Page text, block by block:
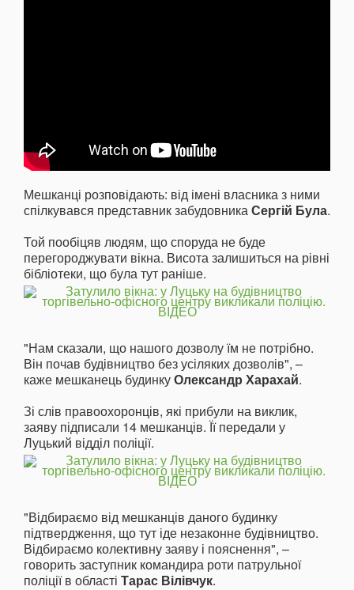
Мешканці розповідають: від імені власника з ними
спілкувався представник забудовникаСергій Була.
Той пообіцяв людям, що споруда не буде
перегороджувати вікна. Висота залишиться на рівні
бібліотеки, що була тут раніше.
"Нам сказали, що нашого дозволу їм не потрібно.
Він почав будівництво без усіляких дозволів", –
каже мешканець будинкуОлександр Харахай.
Зі слів правоохоронців, які прибули на виклик,
заяву підписали 14 мешканців. Її передали у
Луцький відділ поліції.
"Відбираємо від мешканців даного будинку
підтвердження, що тут іде незаконне будівництво.
Відбираємо колективну заяву і пояснення", –
говорить заступник командира роти патрульної
поліції в області Тарас Вілівчук.